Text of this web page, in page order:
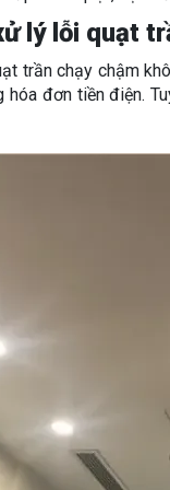
lý lỗi quạt
trần chạy chậm
đơn tiền điện.